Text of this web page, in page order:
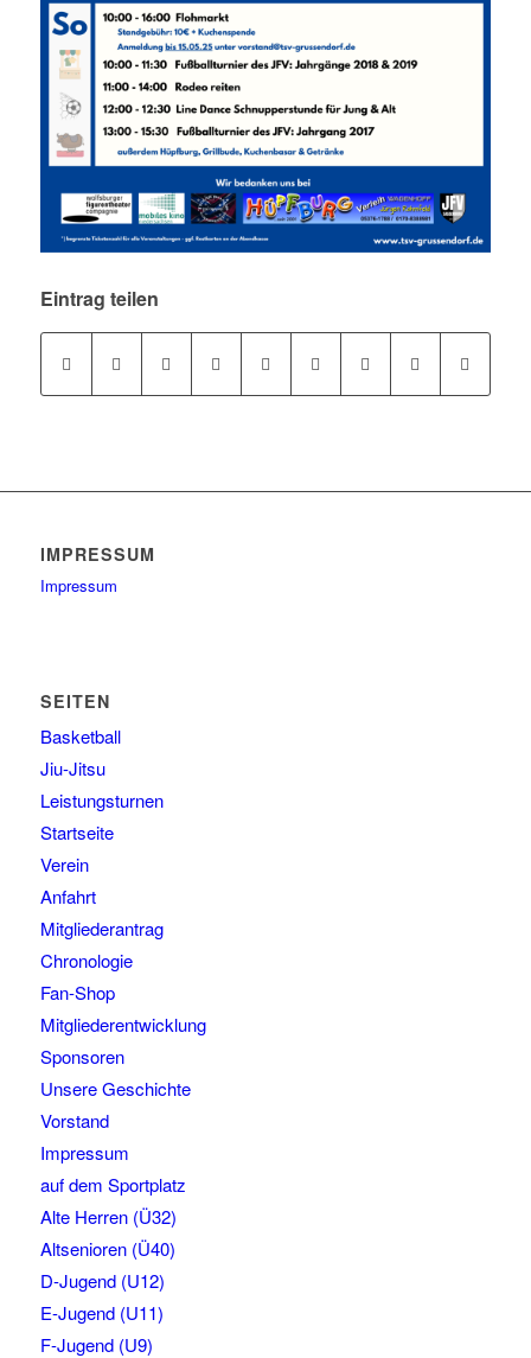
Eintrag teilen
IMPRESSUM
Impressum
SEITEN
Basketball
Jiu-Jitsu
Leistungsturnen
Startseite
Verein
Anfahrt
Mitgliederantrag
Chronologie
Fan-Shop
Mitgliederentwicklung
Sponsoren
Unsere Geschichte
Vorstand
Impressum
auf dem Sportplatz
Alte Herren (Ü32)
Altsenioren (Ü40)
D-Jugend (U12)
E-Jugend (U11)
F-Jugend (U9)